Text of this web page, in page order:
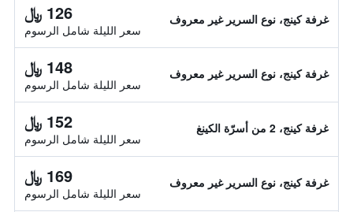
غرفة كينج، نوع السرير غير معروف 126 ﷼
سعر الليلة شامل الرسوم
غرفة كينج، نوع السرير غير معروف 148 ﷼
سعر الليلة شامل الرسوم
غرفة كينج، 2 من أسرّة الكينغ 152 ﷼
سعر الليلة شامل الرسوم
غرفة كينج، نوع السرير غير معروف 169 ﷼
سعر الليلة شامل الرسوم